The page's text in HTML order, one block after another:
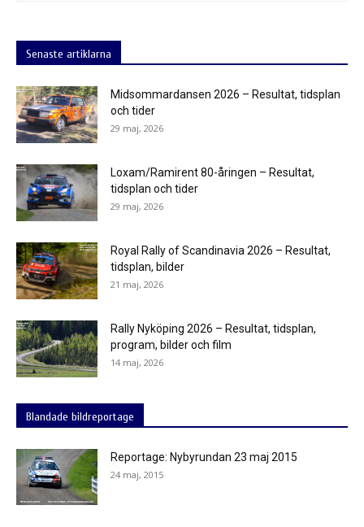
Senaste artiklarna
Midsommardansen 2026 – Resultat, tidsplan
och tider
29 maj, 2026
Loxam/Ramirent 80-åringen – Resultat,
tidsplan och tider
29 maj, 2026
Royal Rally of Scandinavia 2026 – Resultat,
tidsplan, bilder
21 maj, 2026
Rally Nyköping 2026 – Resultat, tidsplan,
program, bilder och film
14 maj, 2026
Blandade bildreportage
Reportage: Nybyrundan 23 maj 2015
24 maj, 2015